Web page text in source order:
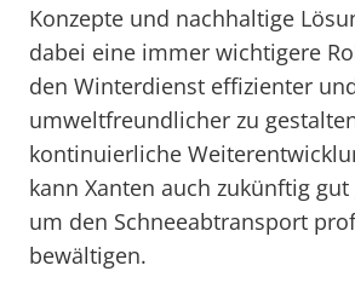
Konzepte und nachhaltige
dabei eine immer wichtigere
den Winterdienst effizienter
umweltfreundlicher zu
kontinuierliche
kann Xanten auch zukünftig
um den Schneeabtransport
bewältigen.